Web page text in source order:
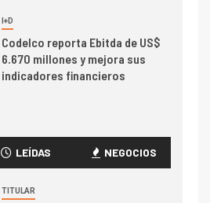
I+D
Codelco reporta Ebitda de US$
6.670 millones y mejora sus
indicadores financieros
camión 100% eléctrico para
transportar cátodos al Puerto
LEÍDAS NEGOCIOS
TITULAR